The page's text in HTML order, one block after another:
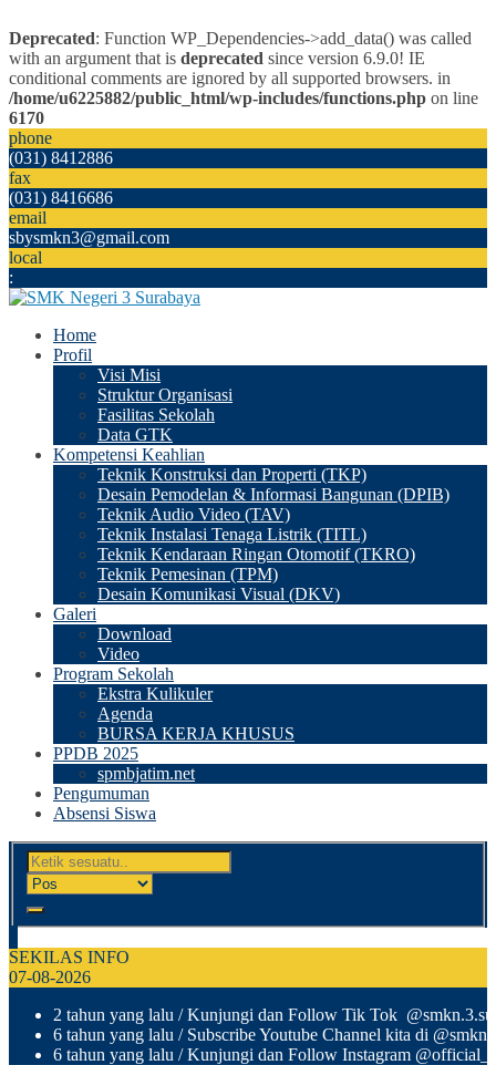
Deprecated: Function WP_Dependencies->add_data() was called
with an argument that is deprecated since version 6.9.0! IE
conditional comments are ignored by all supported browsers. in
/home/u6225882/public_html/wp-includes/functions.php on line
6170
phone
(031) 8412886
fax
(031) 8416686
email
sbysmkn3@gmail.com
local
:
Home
Profil
Visi Misi
Struktur Organisasi
Fasilitas Sekolah
Data GTK
Kompetensi Keahlian
Teknik Konstruksi dan Properti (TKP)
Desain Pemodelan & Informasi Bangunan (DPIB)
Teknik Audio Video (TAV)
Teknik Instalasi Tenaga Listrik (TITL)
Teknik Kendaraan Ringan Otomotif (TKRO)
Teknik Pemesinan (TPM)
Desain Komunikasi Visual (DKV)
Galeri
Download
Video
Program Sekolah
Ekstra Kulikuler
Agenda
BURSA KERJA KHUSUS
PPDB 2025
spmbjatim.net
Pengumuman
Absensi Siswa
SEKILAS INFO
07-08-2026
2 tahun yang lalu / Kunjungi dan Follow Tik Tok
6 tahun yang lalu / Subscribe Youtube Channel kita di
6 tahun yang lalu / Kunjungi dan Follow Instagram